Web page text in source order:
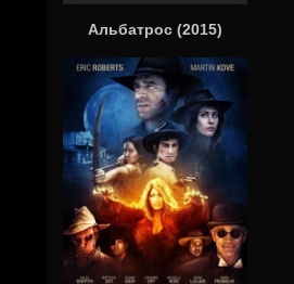
Альбатрос (2015)